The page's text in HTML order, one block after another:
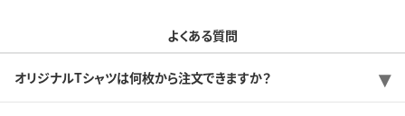
よくある質問
オリジナルTシャツは何枚から注文できますか？